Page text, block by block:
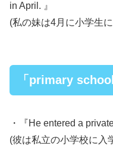
in April. 』
(私の妹は4月に小学生
「primary
・『He entered a
(彼は私立の小学校に入